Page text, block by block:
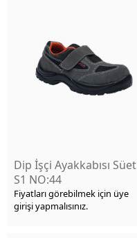
Dip İşçi Ayakkabısı Süet
S1 NO:44
Fiyatları görebilmek için üye
girişi yapmalısınız.